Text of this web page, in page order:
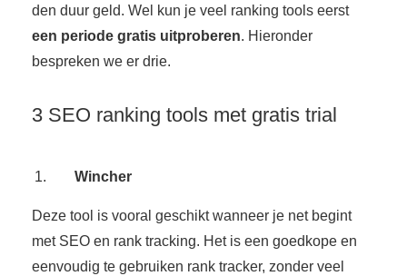
den duur geld. Wel kun je veel ranking tools eerst
een periode gratis uitproberen. Hieronder
bespreken we er drie.
3 SEO ranking tools met gratis trial
Wincher
Deze tool is vooral geschikt wanneer je net begint
met SEO en rank tracking. Het is een goedkope en
eenvoudig te gebruiken rank tracker, zonder veel